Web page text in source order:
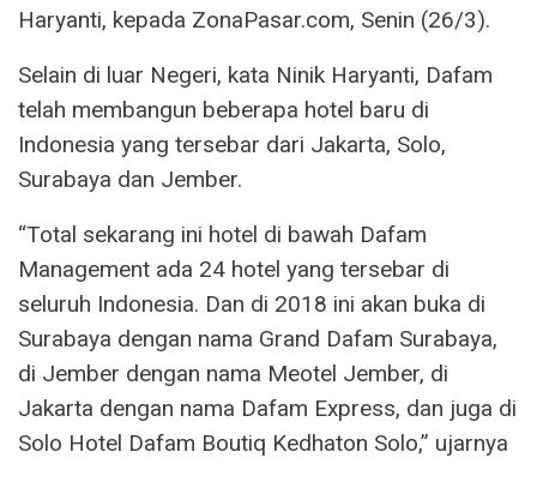
Haryanti, kepada ZonaPasar.com, Senin (26/3).
Selain di luar Negeri, kata Ninik Haryanti, Dafam
telah membangun beberapa hotel baru di
Indonesia yang tersebar dari Jakarta, Solo,
Surabaya dan Jember.
“Total sekarang ini hotel di bawah Dafam
Management ada 24 hotel yang tersebar di
seluruh Indonesia. Dan di 2018 ini akan buka di
Surabaya dengan nama Grand Dafam Surabaya,
di Jember dengan nama Meotel Jember, di
Jakarta dengan nama Dafam Express, dan juga di
Solo Hotel Dafam Boutiq Kedhaton Solo,” ujarnya